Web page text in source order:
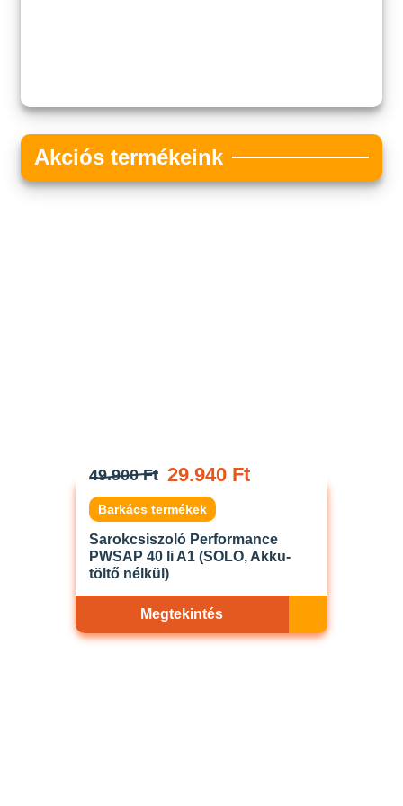
Akciós termékeink
49.900 Ft 29.940 Ft
Barkács termékek
Sarokcsiszoló Performance
PWSAP 40 li A1 (SOLO, Akku-
töltő nélkül)
Megtekintés